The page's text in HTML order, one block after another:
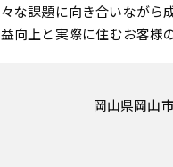
な課題に向き合いながら
向上と実際に住むお客様
岡山県岡山